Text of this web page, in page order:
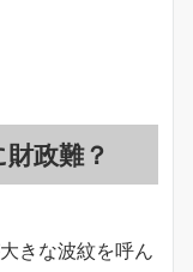
政難？
きな波紋を呼ん